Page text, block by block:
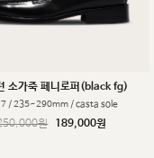
소가죽 페니로퍼(black fg)
/ 235~290mm / casta sole
원 189,000원